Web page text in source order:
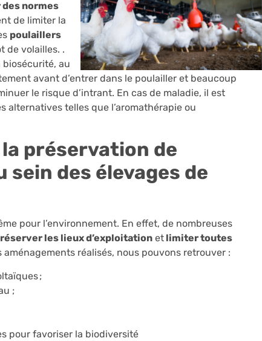
normes
de limiter la
poulaillers
de volailles. .
au
avant d’entrer dans le poulailler et beaucoup
le risque d’intrant. En cas de maladie, il est
alternatives telles que l’aromathérapie ou
préservation de
sein des élevages de
pour l’environnement. En effet, de nombreuses
les lieux d’exploitation et limiter toutes
aménagements réalisés, nous pouvons retrouver :
;
;
pour favoriser la biodiversité